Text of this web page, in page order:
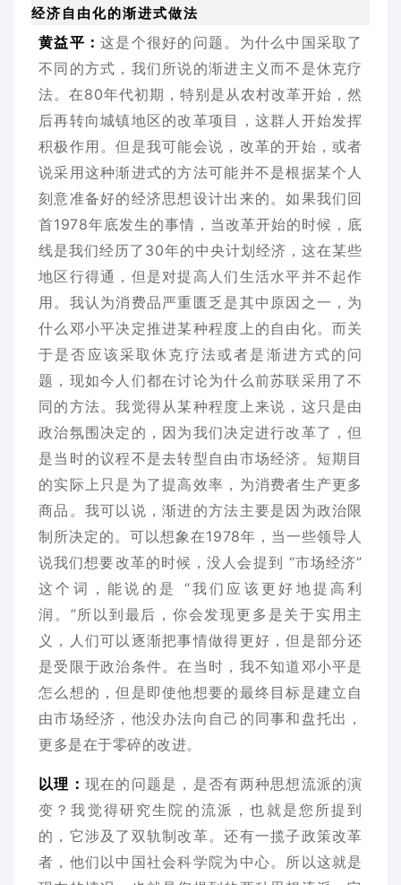
经济自由化的渐进式做法
黄益平：这是个很好的问题。为什么中国采取了
不同的方式，我们所说的渐进主义而不是休克疗
法。在80年代初期，特别是从农村改革开始，然
后再转向城镇地区的改革项目，这群人开始发挥
积极作用。但是我可能会说，改革的开始，或者
说采用这种渐进式的方法可能并不是根据某个人
刻意准备好的经济思想设计出来的。如果我们回
首1978年底发生的事情，当改革开始的时候，底
线是我们经历了30年的中央计划经济，这在某些
地区行得通，但是对提高人们生活水平并不起作
用。我认为消费品严重匮乏是其中原因之一，为
什么邓小平决定推进某种程度上的自由化。而关
于是否应该采取休克疗法或者是渐进方式的问
题，现如今人们都在讨论为什么前苏联采用了不
同的方法。我觉得从某种程度上来说，这只是由
政治氛围决定的，因为我们决定进行改革了，但
是当时的议程不是去转型自由市场经济。短期目
的实际上只是为了提高效率，为消费者生产更多
商品。我可以说，渐进的方法主要是因为政治限
制所决定的。可以想象在1978年，当一些领导人
说我们想要改革的时候，没人会提到 “市场经济”
这个词，能说的是 “我们应该更好地提高利
润。”所以到最后，你会发现更多是关于实用主
义，人们可以逐渐把事情做得更好，但是部分还
是受限于政治条件。在当时，我不知道邓小平是
怎么想的，但是即使他想要的最终目标是建立自
由市场经济，他没办法向自己的同事和盘托出，
更多是在于零碎的改进。
以理： 现在的问题是，是否有两种思想流派的演
变？我觉得研究生院的流派，也就是您所提到
的，它涉及了双轨制改革。还有一揽子政策改革
者，他们以中国社会科学院为中心。所以这就是